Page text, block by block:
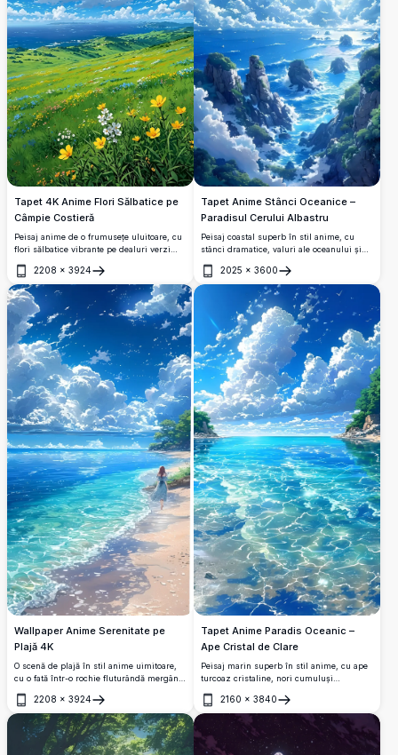
Tapet 4K Anime Flori Sălbatice pe
Câmpie Costieră
Peisaj anime de o frumusețe uluitoare, cu
flori sălbatice vibrante pe dealuri verzi
și senin. Nori cumuluși dramatici umplu
cerul viu în această scenă spectaculoasă
de înaltă rezoluție, inspirată din Studio
Ghibli.
2208 × 3924
Deschide
Tapet Anime Stânci Oceanice –
Paradisul Cerului Albastru
Peisaj coastal superb în stil anime, cu
stânci dramatice, valuri ale oceanului și
albastru viu. Păsările plutesc libere în
acest tapet 4K de înaltă rezoluție.
2025 × 3600
Deschide
Wallpaper Anime Serenitate pe
Plajă 4K
O scenă de plajă în stil anime uimitoare,
cu o fată într-o rochie fluturândă mergând
sub nori dramatici și un cer de vară
albastru intens și vibrant.
2208 × 3924
Deschide
Tapet Anime Paradis Oceanic –
Ape Cristal de Clare
Peisaj marin superb în stil anime, cu ape
turcoaz cristaline, nori cumuluși
dramatici și țărmuri stâncoase luxuriante.
Un paradis tropical uimitor redat în
rezoluție vibrantă 4K, perfect pentru tapete
de desktop și mobil.
2160 × 3840
Deschide